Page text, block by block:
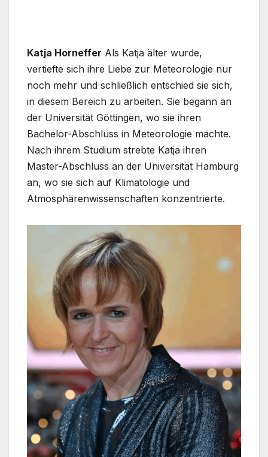
Katja Horneffer Als Katja älter wurde,
vertiefte sich ihre Liebe zur Meteorologie nur
noch mehr und schließlich entschied sie sich,
in diesem Bereich zu arbeiten. Sie begann an
der Universität Göttingen, wo sie ihren
Bachelor-Abschluss in Meteorologie machte.
Nach ihrem Studium strebte Katja ihren
Master-Abschluss an der Universität Hamburg
an, wo sie sich auf Klimatologie und
Atmosphärenwissenschaften konzentrierte.